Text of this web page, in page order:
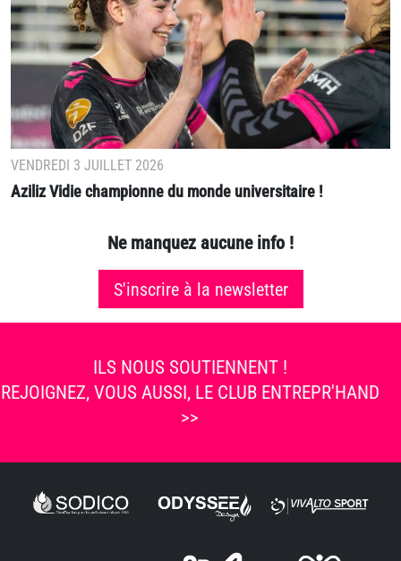
VENDREDI 3 JUILLET 2026
Aziliz Vidie championne du monde universitaire !
Ne manquez aucune info !
S'inscrire à la newsletter
ILS NOUS SOUTIENNENT !
REJOIGNEZ, VOUS AUSSI, LE CLUB ENTREPR'HAND
>>